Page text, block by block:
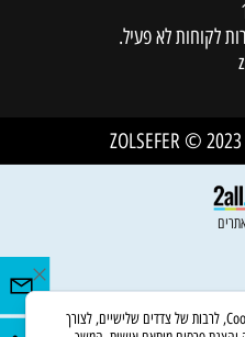
לקוחות לא פעיל.
ZOLSEFER ©
לידיעתך, באתרנו נעשה שימוש בקבצי Cookies, לרבות של צדדים שלישיים, לצורך